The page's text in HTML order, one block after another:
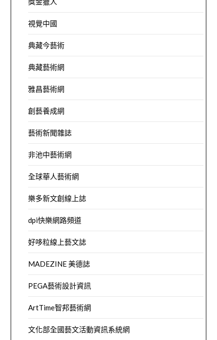
視覺中國
典藏今藝術
典藏藝術網
雅昌藝術網
創藝養成網
藝術新聞雜誌
非池中藝術網
全球華人藝術網
樂多新文創線上誌
dpi快樂網路頻道
好哆粒線上藝文誌
MADEZINE 美德誌
PEGA藝術設計資訊
ArtTime智邦藝術網
文化部全國藝文活動資訊系統網